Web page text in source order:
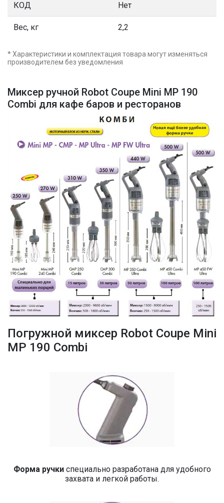
Миксер ручной Robot Coupe Mini MP 190
Combi для кафе баров и ресторанов
Погружной миксер Robot Coupe Mini
MP 190 Combi
Форма ручки специально разработана для удобного
захвата и легкой работы.
КОД Нет
Вес, кг 2,2
* Характеристики и комплектация товара могут изменяться
производителем без уведомления